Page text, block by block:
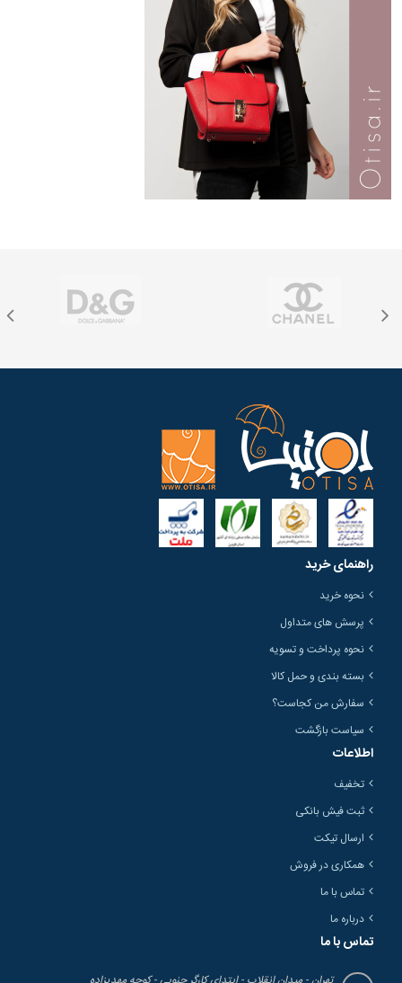
راهنمای خرید
نحوه خرید
پرسش های متداول
نحوه پرداخت و تسویه
بسته بندی و حمل کالا
سفارش من کجاست؟
سیاست بازگشت
اطلاعات
تخفیف
ثبت فیش بانکی
ارسال تیکت
همکاری در فروش
تماس با ما
درباره ما
تماس با ما